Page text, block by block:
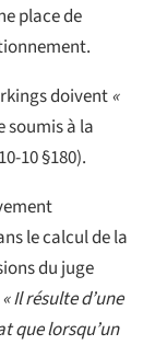
place de
doivent«
à la
10 §180).
le calcul de la
du juge
« Il résulte d’une
que lorsqu’un